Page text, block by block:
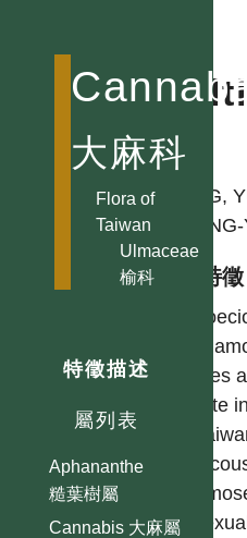
大麻科
Flora of
Taiwan
Ulmaceae
榆科
特徵描述
屬列表
Aphananthe
糙葉樹屬
Cannabis 大麻屬
作者
YANG,
型態特徵
Leaves
serrate
(in